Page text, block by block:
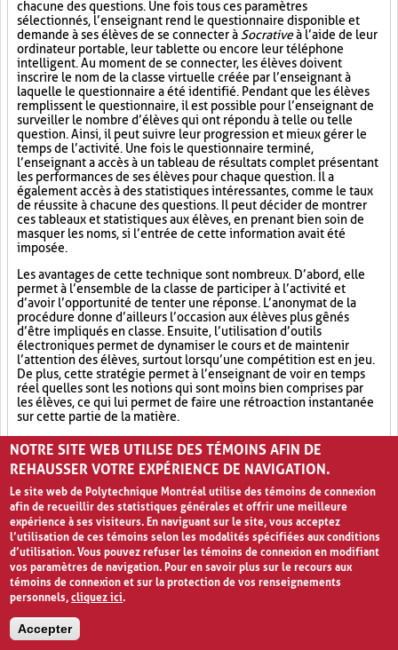
chacune des questions. Une fois tous ces paramètres
sélectionnés, l’enseignant rend le questionnaire disponible et
demande à ses élèves de se connecter à Socrativeà l’aide de leur
ordinateur portable, leur tablette ou encore leur téléphone
intelligent. Au moment de se connecter, les élèves doivent
inscrire le nom de la classe virtuelle créée par l’enseignant à
laquelle le questionnaire a été identifié. Pendant que les élèves
remplissent le questionnaire, il est possible pour l’enseignant de
surveiller le nombre d’élèves qui ont répondu à telle ou telle
question. Ainsi, il peut suivre leur progression et mieux gérer le
temps de l’activité. Une fois le questionnaire terminé,
l’enseignant a accès à un tableau de résultats complet présentant
les performances de ses élèves pour chaque question. Il a
également accès à des statistiques intéressantes, comme le taux
de réussite à chacune des questions. Il peut décider de montrer
ces tableaux et statistiques aux élèves, en prenant bien soin de
masquer les noms, si l’entrée de cette information avait été
imposée.
Les avantages de cette technique sont nombreux. D’abord, elle
permet à l’ensemble de la classe de participer à l’activité et
d’avoir l’opportunité de tenter une réponse. L’anonymat de la
procédure donne d’ailleurs l’occasion aux élèves plus gênés
d’être impliqués en classe. Ensuite, l’utilisation d’outils
électroniques permet de dynamiser le cours et de maintenir
l’attention des élèves, surtout lorsqu’une compétition est en jeu.
De plus, cette stratégie permet à l’enseignant de voir en temps
réel quelles sont les notions qui sont moins bien comprises par
les élèves, ce qui lui permet de faire une rétroaction instantanée
sur cette partie de la matière.
Outil électronique (4) Socialisation (8) Ludification (9)
NOTRE SITE WEB UTILISE DES TÉMOINS AFIN DE
REHAUSSER VOTRE EXPÉRIENCE DE NAVIGATION.
Le site web de Polytechnique Montréal utilise des témoins de connexion
afin de recueillir des statistiques générales et offrir une meilleure
expérience à ses visiteurs. En naviguant sur le site, vous acceptez
l’utilisation de ces témoins selon les modalités spécifiées aux conditions
d’utilisation. Vous pouvez refuser les témoins de connexion en modifiant
vos paramètres de navigation. Pour en savoir plus sur le recours aux
témoins de connexion et sur la protection de vos renseignements
personnels,cliquez ici.
Accepter